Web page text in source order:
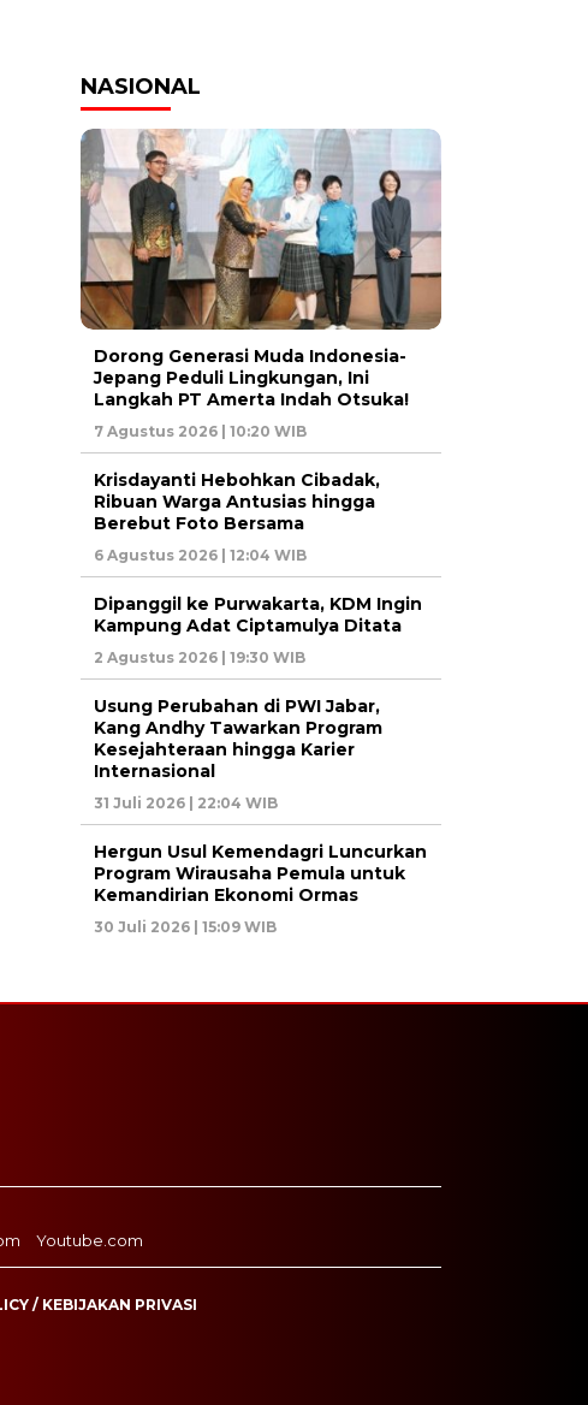
NASIONAL
Dorong Generasi Muda Indonesia-
Jepang Peduli Lingkungan, Ini
Langkah PT Amerta Indah Otsuka!
7 Agustus 2026 | 10:20 WIB
Krisdayanti Hebohkan Cibadak,
Ribuan Warga Antusias hingga
Berebut Foto Bersama
6 Agustus 2026 | 12:04 WIB
Dipanggil ke Purwakarta, KDM Ingin
Kampung Adat Ciptamulya Ditata
2 Agustus 2026 | 19:30 WIB
Usung Perubahan di PWI Jabar,
Kang Andhy Tawarkan Program
Kesejahteraan hingga Karier
Internasional
31 Juli 2026 | 22:04 WIB
Hergun Usul Kemendagri Luncurkan
Program Wirausaha Pemula untuk
Kemandirian Ekonomi Ormas
30 Juli 2026 | 15:09 WIB
Youtube.com
/ KEBIJAKAN PRIVASI